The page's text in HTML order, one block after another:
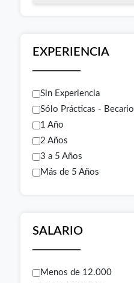
EXPERIENCIA
Sin Experiencia
Sólo Prácticas - Becario
1 Año
2 Años
3 a 5 Años
Más de 5 Años
SALARIO
Menos de 12.000